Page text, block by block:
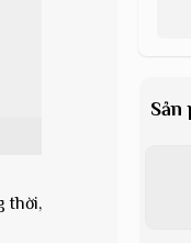
thời,
Sản